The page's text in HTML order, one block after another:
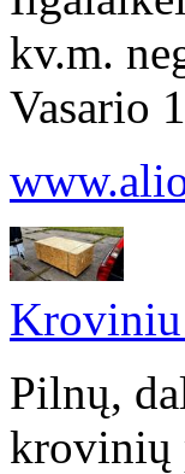
kv.m.
Vasario
Kroviniu
Pilnų,
krovinių